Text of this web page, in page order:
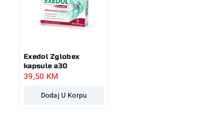
Exedol Zglobex
kapsule a30
39,50 KM
Dodaj U Korpu